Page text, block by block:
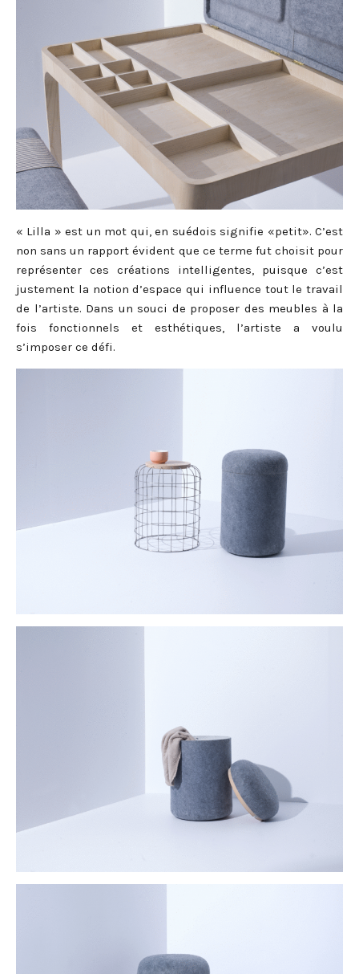
« Lilla » est un mot qui, en suédois signifie «petit». C’est
non sans un rapport évident que ce terme fut choisit pour
représenter ces créations intelligentes, puisque c’est
justement la notion d’espace qui influence tout le travail
de l’artiste. Dans un souci de proposer des meubles à la
fois fonctionnels et esthétiques, l’artiste a voulu
s’imposer ce défi.